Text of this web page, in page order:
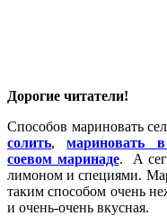
Дорогие читатели!
Способов мариновать
солить,мариновать
соевом маринаде. А
лимоном и специями.
таким способом очень
и очень-очень вкусная.